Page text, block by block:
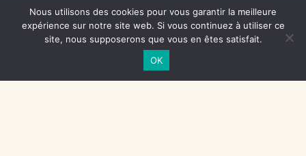
NOS SOUTIENS
CENTRE NATIONAL DU LIVRE
Nous utilisons des cookies pour vous garantir la meilleure
expérience sur notre site web. Si vous continuez à utiliser ce
site, nous supposerons que vous en êtes satisfait.
OK